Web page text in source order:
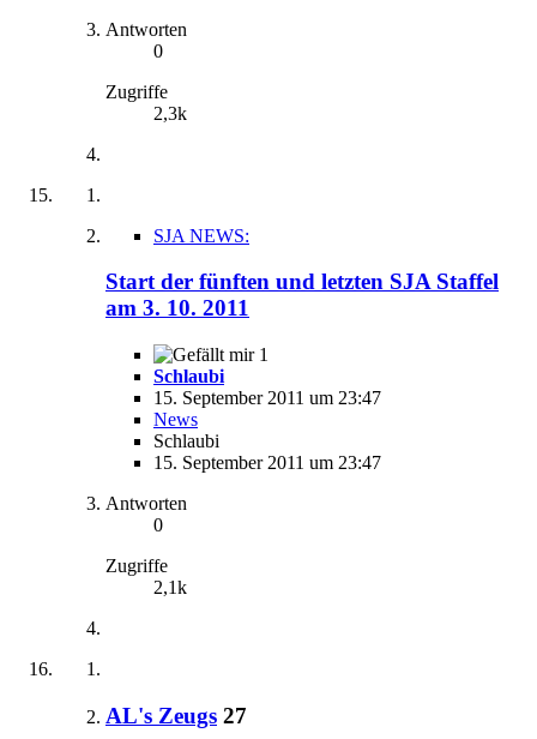
Antworten
0
Zugriffe
2,3k
SJA NEWS:
Start der fünften und letzten SJA Staffel
am 3. 10. 2011
1
Schlaubi
15. September 2011 um 23:47
News
Schlaubi
15. September 2011 um 23:47
Antworten
0
Zugriffe
2,1k
AL's Zeugs 27